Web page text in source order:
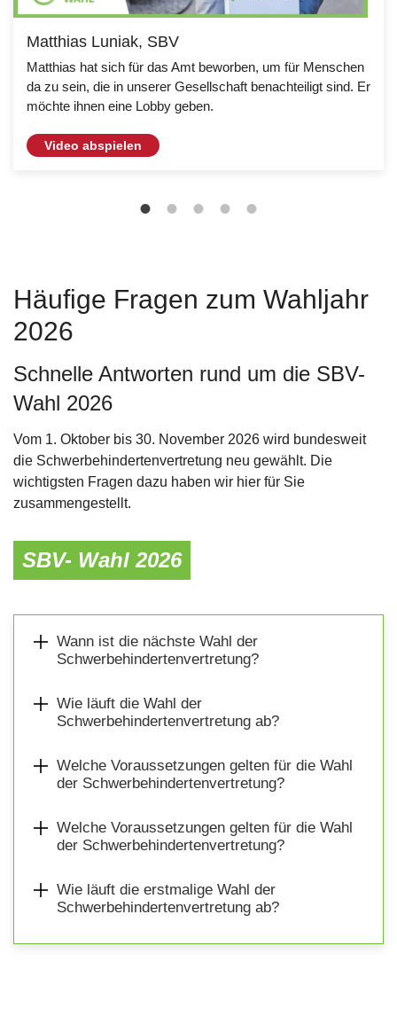
Matthias Luniak, SBV
Matthias hat sich für das Amt beworben, um für Menschen
da zu sein, die in unserer Gesellschaft benachteiligt sind. Er
möchte ihnen eine Lobby geben.
Video abspielen
Häufige Fragen zum Wahljahr
2026
Schnelle Antworten rund um die SBV-
Wahl 2026
Vom 1. Oktober bis 30. November 2026 wird bundesweit
die Schwerbehindertenvertretung neu gewählt. Die
wichtigsten Fragen dazu haben wir hier für Sie
zusammengestellt.
SBV- Wahl 2026
Wann ist die nächste Wahl der
Schwerbehindertenvertretung?
Wie läuft die Wahl der
Schwerbehindertenvertretung ab?
Welche Voraussetzungen gelten für die Wahl
der Schwerbehindertenvertretung?
Welche Voraussetzungen gelten für die Wahl
der Schwerbehindertenvertretung?
Wie läuft die erstmalige Wahl der
Schwerbehindertenvertretung ab?